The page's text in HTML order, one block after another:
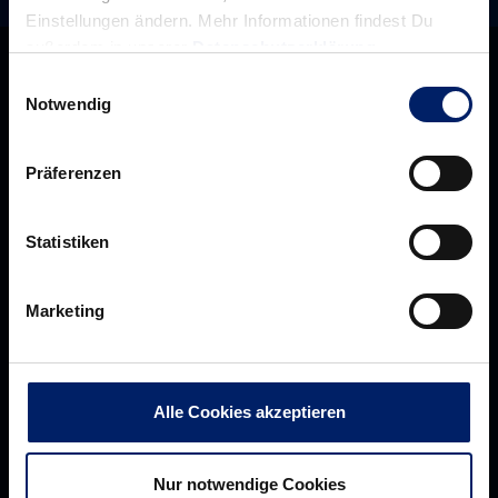
Einstellungen ändern. Mehr Informationen findest Du
Notwendig
Präferenzen
Statistiken
Marketing
Alle Cookies akzeptieren
Nur notwendige Cookies
Über uns
Werte der Löwen